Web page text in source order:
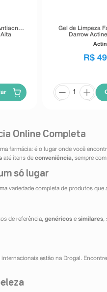
Gel de Limpeza
Darrow
R$ 49
Online Completa
farmácia: é o lugar onde você
até itens de conveniência, sempre
só lugar
variedade completa de produtos
de referência, genéricos e similares,
estão na Drogal.